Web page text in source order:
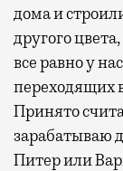
дома и
другого
все равно у
переходящих
Принято
зарабатываю
Питер или